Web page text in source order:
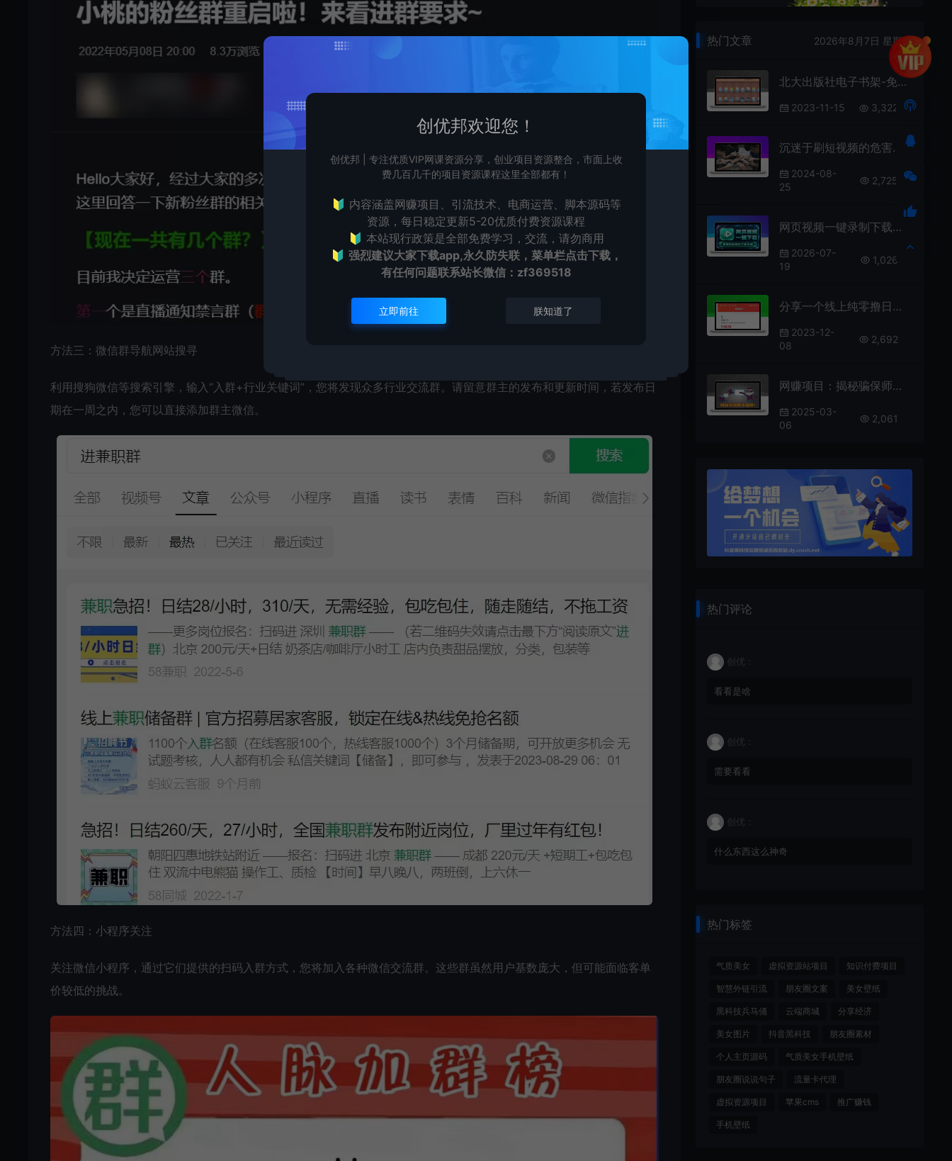
方法三：微信群导航网站搜寻
利用搜狗微信等搜索引擎，输入“入群+行业关键词”，您将发现众多行业交流群。请留意群主的发布和更新时间，若发布日
期在一周之内，您可以直接添加群主微信。
方法四：小程序关注
关注微信小程序，通过它们提供的扫码入群方式，您将加入各种微信交流群。这些群虽然用户基数庞大，但可能面临客单
价较低的挑战。
热门文章 2026年8月7日 星期五
北大出版社电子书架-免费在线电子教材阅读网站
2023-11-15 3,322
沉迷于刷短视频的危害真的很大
2024-08-
25
2,725
网页视频一键录制下载，全平台通用
2026-07-
19
1,026
分享一个线上纯零撸日收益100+的线上蓝海项目
2023-12-
08
2,692
网赚项目：揭秘骗保师月入十万的野路子玩法
2025-03-
06
2,061
热门评论
创优：
看看是啥
创优：
需要看看
创优：
什么东西这么神奇
热门标签
气质美女 虚拟资源站项目 知识付费项目
智慧外链引流 朋友圈文案 美女壁纸
黑科技兵马俑 云端商城 分享经济
美女图片 抖音黑科技 朋友圈素材
个人主页源码 气质美女手机壁纸
朋友圈说说句子 流量卡代理
虚拟资源项目 苹果cms 推广赚钱
手机壁纸
创优邦欢迎您！
创优邦 | 专注优质VIP网课资源分享，创业项目资源整合，市面上收
费几百几千的项目资源课程这里全部都有！
🔰 内容涵盖网赚项目、引流技术、电商运营、脚本源码等
资源，每日稳定更新5-20优质付费资源课程
🔰 本站现行政策是全部免费学习，交流，请勿商用
🔰 强烈建议大家下载app,永久防失联，菜单栏点击下载，
有任何问题联系站长微信：zf369518
立即前往 朕知道了